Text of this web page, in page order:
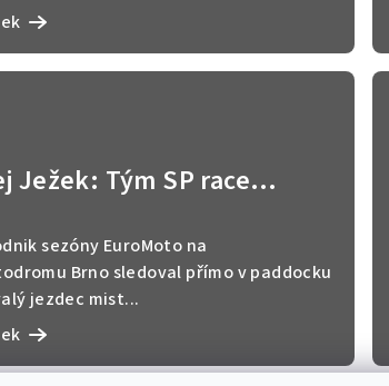
Ježek: Tým SP race
odvedl v Brně
práci
sezóny EuroMoto na
Brno sledoval přímo v paddocku
jezdec mist...